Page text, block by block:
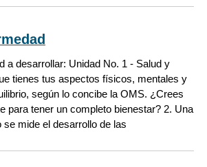
a desarrollar: Unidad No. 1 - Salud y
tienes tus aspectos físicos, mentales y
según lo concibe la OMS. ¿Crees
para tener un completo bienestar? 2. Una
mide el desarrollo de las